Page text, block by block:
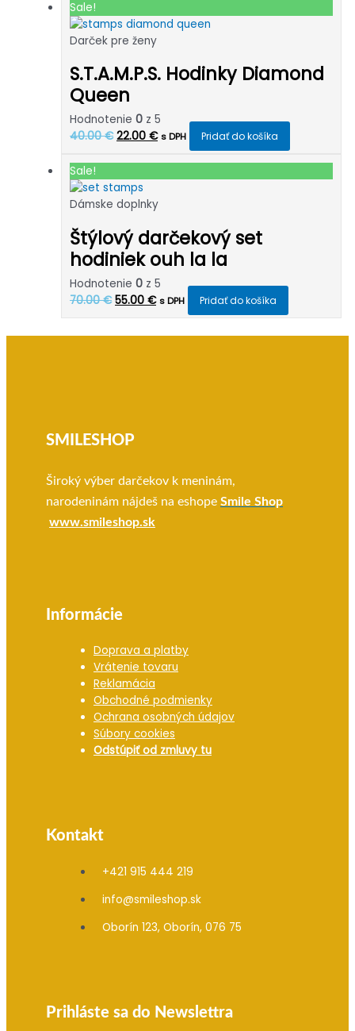
20.00 €.15.00 €.
Sale!
Darček pre ženy
S.T.A.M.P.S. Hodinky Diamond
Queen
Hodnotenie 0 z 5
40.00€ Pôvodná
40.00 €.
22.00 €Aktuálna
s DPH Pridať do košíka
Sale!
Dámske doplnky
Štýlový darčekový set
hodiniek ouh la la
Hodnotenie 0 z 5
70.00€ Pôvodná
cena
bola:
55.00 €Aktuálna
cena
je:
s DPH Pridať do košíka
SMILESHOP
Široký výber darčekov k meninám,
narodeninám nájdeš na eshope Smile Shop
www.smileshop.sk
Informácie
Doprava a platby
Vrátenie tovaru
Reklamácia
Obchodné podmienky
Ochrana osobných údajov
Súbory cookies
Odstúpiť od zmluvy tu
Kontakt
+421 915 444 219
info@smileshop.sk
Oborín 123, Oborín, 076 75
Prihláste sa do Newslettra